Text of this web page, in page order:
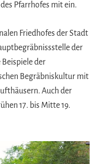
Pfarrhofes mit ein.
Friedhofes der Stadt
der
der
Begräbniskultur mit
Auch der
17. bis Mitte 19.